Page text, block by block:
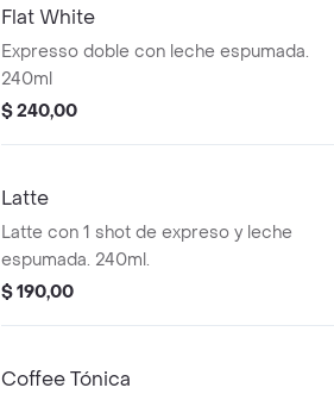
Flat White
Expresso doble con leche espumada.
240ml
$ 240,00
Latte
Latte con 1 shot de expreso y leche
espumada. 240ml.
$ 190,00
Coffee Tónica